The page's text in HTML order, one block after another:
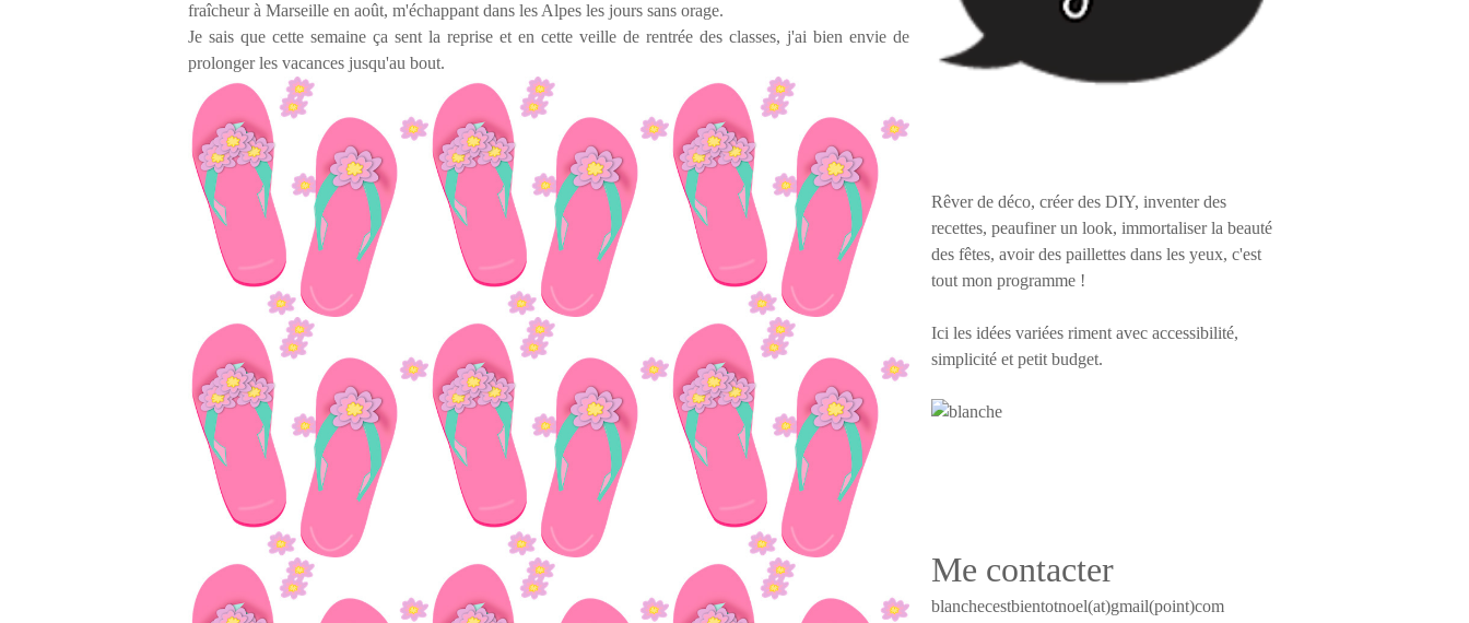
fraîcheur à Marseille en août, m'échappant dans les Alpes les jours sans orage.
Je sais que cette semaine ça sent la reprise et en cette veille de rentrée des classes, j'ai bien envie de
prolonger les vacances jusqu'au bout.
Rêver de déco, créer des DIY, inventer des
recettes, peaufiner un look, immortaliser la beauté
des fêtes, avoir des paillettes dans les yeux, c'est
tout mon programme !
Ici les idées variées riment avec accessibilité,
simplicité et petit budget.
Me contacter
blanchecestbientotnoel(at)gmail(point)com